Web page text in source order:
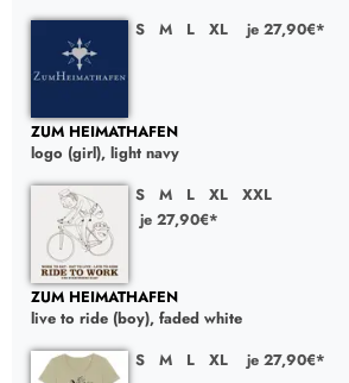
S
M L XL je 27,90€*
ZUM HEIMATHAFEN
logo (girl), light navy
S
M L XL
XXL
je 27,90€*
ZUM HEIMATHAFEN
live to ride (boy), faded white
S
M L XL je 27,90€*